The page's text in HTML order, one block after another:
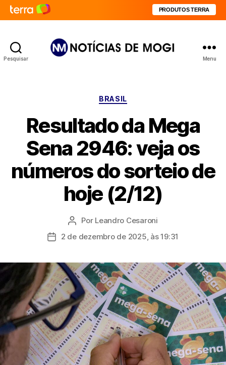
PRODUTOS TERRA
Pesquisar Menu
Categorias
BRASIL
Resultado da Mega
Sena 2946: veja os
números do sorteio de
hoje (2/12)
Autor
Por Leandro Cesaroni
Data2 de dezembro de 2025, às 19:31